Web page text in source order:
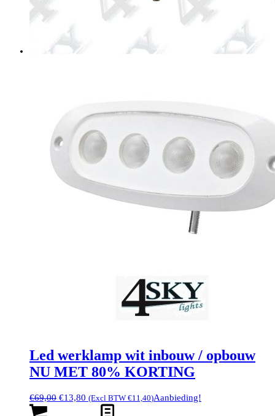
Led werklamp wit inbouw / opbouw
NU MET 80% KORTING
€69,00 Oorspronkelijke
€13,80 Huidige
prijs
(Excl BTW €11,40)Aanbieding!